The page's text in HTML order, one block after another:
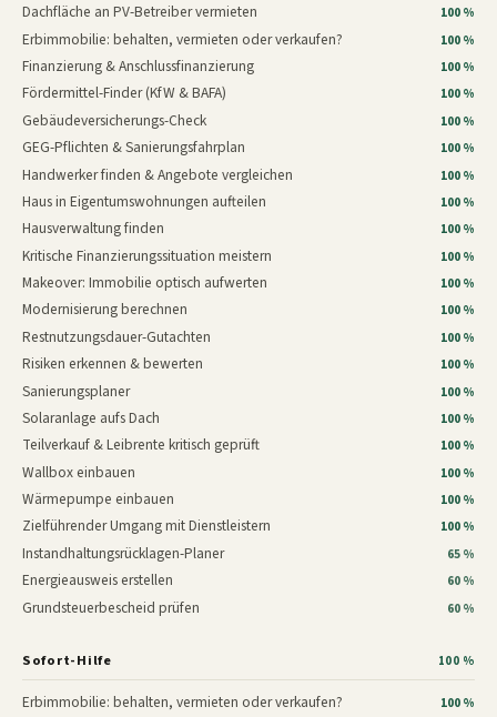
Dachfläche an PV-Betreiber vermieten 100 %
Erbimmobilie: behalten, vermieten oder verkaufen? 100 %
Finanzierung & Anschlussfinanzierung 100 %
Fördermittel-Finder (KfW & BAFA) 100 %
Gebäudeversicherungs-Check 100 %
GEG-Pflichten & Sanierungsfahrplan 100 %
Handwerker finden & Angebote vergleichen 100 %
Haus in Eigentumswohnungen aufteilen 100 %
Hausverwaltung finden 100 %
Kritische Finanzierungssituation meistern 100 %
Makeover: Immobilie optisch aufwerten 100 %
Modernisierung berechnen 100 %
Restnutzungsdauer-Gutachten 100 %
Risiken erkennen & bewerten 100 %
Sanierungsplaner 100 %
Solaranlage aufs Dach 100 %
Teilverkauf & Leibrente kritisch geprüft 100 %
Wallbox einbauen 100 %
Wärmepumpe einbauen 100 %
Zielführender Umgang mit Dienstleistern 100 %
Instandhaltungsrücklagen-Planer 65 %
Energieausweis erstellen 60 %
Grundsteuerbescheid prüfen 60 %
Sofort-Hilfe 100 %
Erbimmobilie: behalten, vermieten oder verkaufen? 100 %